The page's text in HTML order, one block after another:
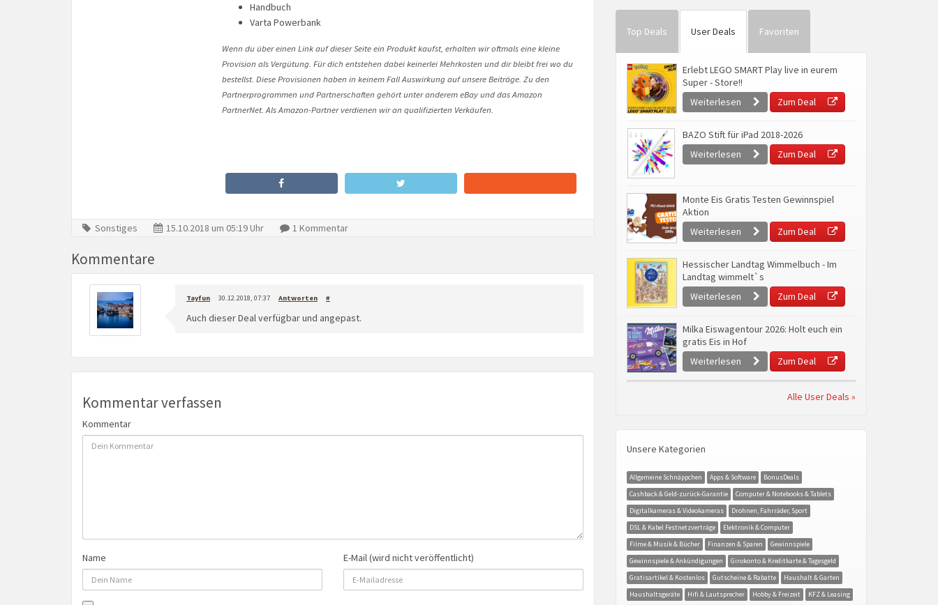
Handbuch
Varta Powerbank
Wenn du über einen Link auf dieser Seite ein Produkt kaufst, erhalten wir oftmals eine kleine
Provision als Vergütung. Für dich entstehen dabei keinerlei Mehrkosten und dir bleibt frei wo du
bestellst. Diese Provisionen haben in keinem Fall Auswirkung auf unsere Beiträge. Zu den
Partnerprogrammen und Partnerschaften gehört unter anderem eBay und das Amazon
PartnerNet. Als Amazon-Partner verdienen wir an qualifizierten Verkäufen.
Sonstiges 15.10.2018 um 05:19 Uhr 1 Kommentar
Kommentare
Tayfun 30.12.2018, 07:37 Antworten #
Auch dieser Deal verfügbar und angepast.
Kommentar verfassen
Kommentar
Name E-Mail (wird nicht veröffentlicht)
Top Deals User Deals Favoriten
Erlebt LEGO SMART Play live in eurem
Super - Store!!
Weiterlesen
Zum Deal
BAZO Stift für iPad 2018-2026
Weiterlesen
Zum Deal
Monte Eis Gratis Testen Gewinnspiel
Aktion
Weiterlesen
Zum Deal
Hessischer Landtag Wimmelbuch - Im
Landtag wimmelt`s
Weiterlesen
Zum Deal
Milka Eiswagentour 2026: Holt euch ein
gratis Eis in Hof
Weiterlesen
Zum Deal
Alle User Deals »
Unsere Kategorien
Allgemeine Schnäppchen Apps & Software
BonusDeals
Cashback & Geld-zurück-Garantie
Computer & Notebooks & Tablets
Digitalkameras & Videokameras
Drohnen, Fahrräder, Sport
DSL & Kabel Festnetzverträge
Elektronik & Computer
Filme & Musik & Bücher
Finanzen & Sparen
Gewinnspiele
Gewinnspiele & Ankündigungen
Girokonto & Kreditkarte & Tagesgeld
Gratisartikel & Kostenlos
Gutscheine & Rabatte
Haushalt & Garten
Haushaltsgeräte
Hifi & Lautsprecher Hobby & Freizeit
KFZ & Leasing